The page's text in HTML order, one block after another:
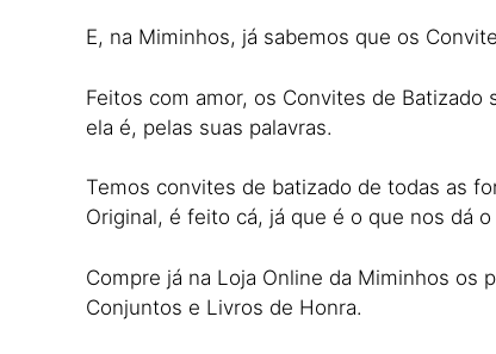
E, na Miminhos, já sabemos que os
Feitos com amor, os Convites de
ela é, pelas suas palavras.
Temos convites de batizado de todas as
Original, é feito cá, já que é o que nos dá
Compre já na Loja Online da Miminhos os
Conjuntos e Livros de Honra.